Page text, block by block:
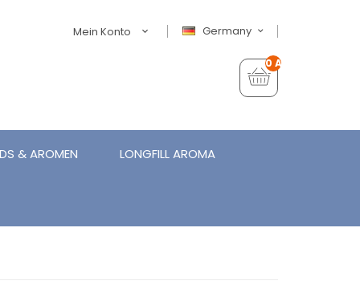
Germany
Mein Konto
0 Artikel - €0,00
& AROMEN LONGFILL AROMA